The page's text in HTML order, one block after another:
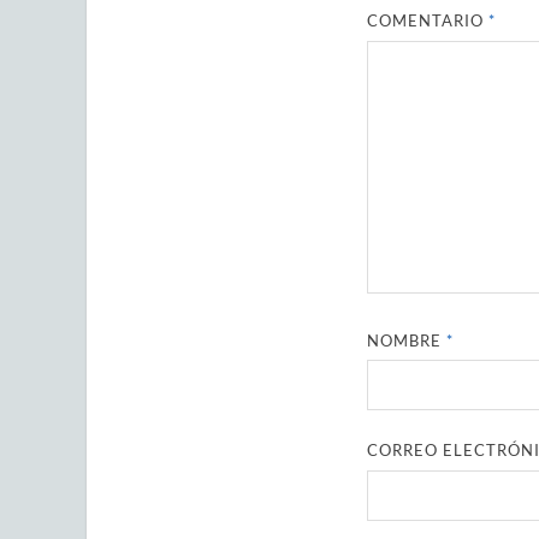
COMENTARIO *
NOMBRE *
CORREO